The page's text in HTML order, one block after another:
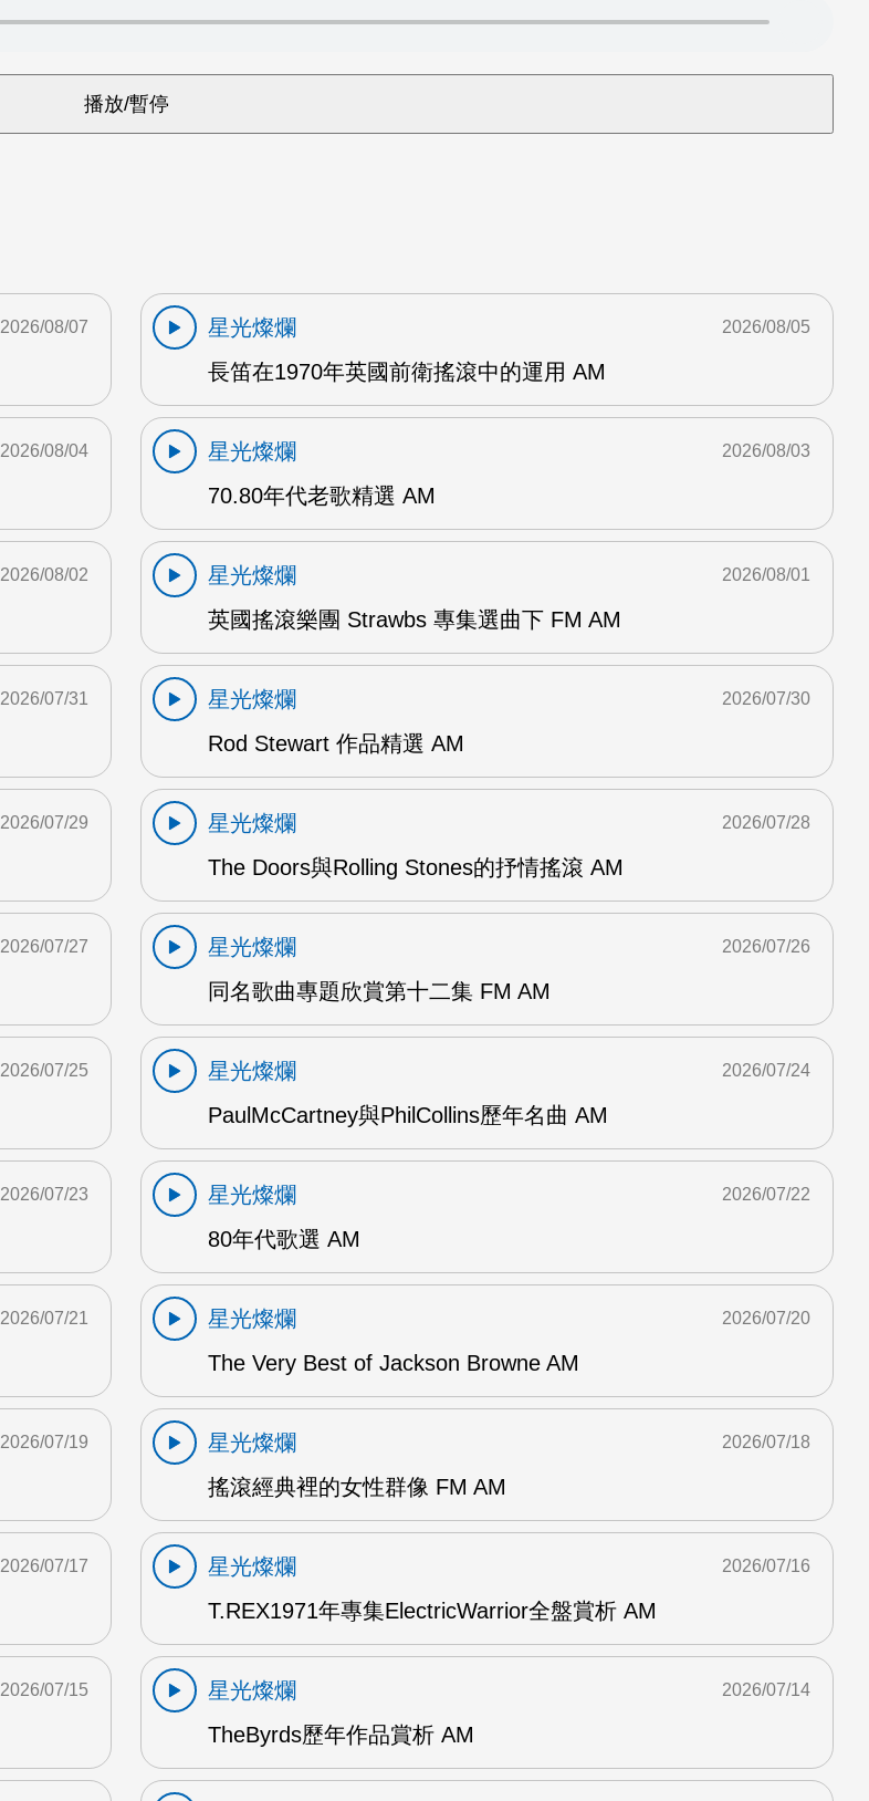
2026/08/07
星光燦爛
長笛在1970年英國前衛搖滾中的運用 AM
2026/08/05
2026/08/04
星光燦爛
70.80年代老歌精選 AM
2026/08/03
2026/08/02
星光燦爛
英國搖滾樂團 Strawbs 專集選曲下 FM AM
2026/08/01
2026/07/31
星光燦爛
Rod Stewart 作品精選 AM
2026/07/30
2026/07/29
星光燦爛
The Doors與Rolling Stones的抒情搖滾 AM
2026/07/28
2026/07/27
星光燦爛
同名歌曲專題欣賞第十二集 FM AM
2026/07/26
2026/07/25
星光燦爛
PaulMcCartney與PhilCollins歷年名曲 AM
2026/07/24
2026/07/23
星光燦爛
80年代歌選 AM
2026/07/22
2026/07/21
星光燦爛
The Very Best of Jackson Browne AM
2026/07/20
2026/07/19
星光燦爛
搖滾經典裡的女性群像 FM AM
2026/07/18
2026/07/17
星光燦爛
T.REX1971年專集ElectricWarrior全盤賞析 AM
2026/07/16
2026/07/15
星光燦爛
TheByrds歷年作品賞析 AM
2026/07/14